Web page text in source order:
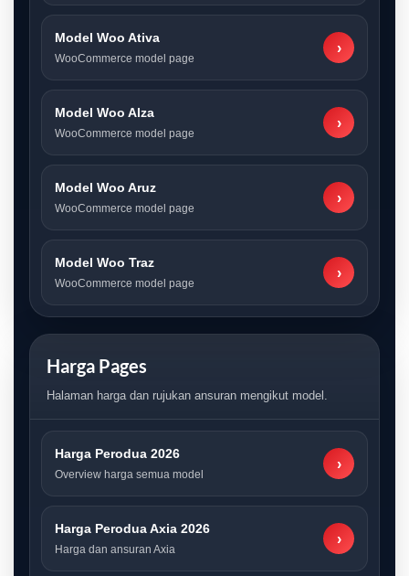
Model Woo Ativa
WooCommerce model page
›
Model Woo Alza
WooCommerce model page
›
Model Woo Aruz
WooCommerce model page
›
Model Woo Traz
WooCommerce model page
›
Harga Pages
Halaman harga dan rujukan ansuran mengikut model.
Harga Perodua 2026
Overview harga semua model
›
Harga Perodua Axia 2026
Harga dan ansuran Axia
›